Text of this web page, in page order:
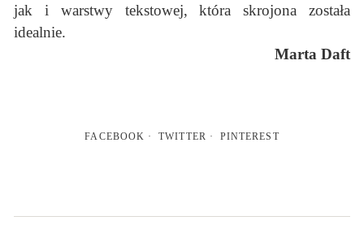
jak i warstwy tekstowej, która skrojona została
idealnie.
Marta Daft
FACEBOOK TWITTER PINTEREST